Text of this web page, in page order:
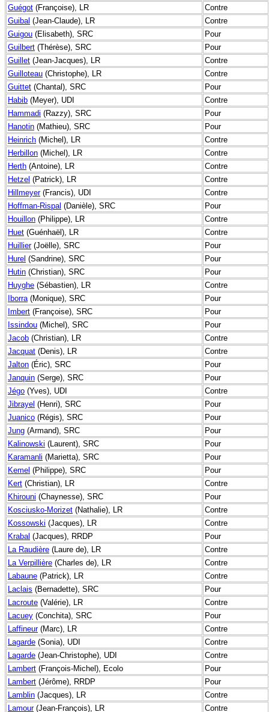
Guégot (Françoise), LR
Contre
Guibal (Jean-Claude), LR
Contre
Guigou (Elisabeth), SRC
Pour
Guilbert (Thérèse), SRC
Pour
Guillet (Jean-Jacques), LR
Contre
Guilloteau (Christophe), LR
Contre
Guittet (Chantal), SRC
Pour
Habib (Meyer), UDI
Contre
Hammadi (Razzy), SRC
Pour
Hanotin (Mathieu), SRC
Pour
Heinrich (Michel), LR
Contre
Herbillon (Michel), LR
Contre
Herth (Antoine), LR
Contre
Hetzel (Patrick), LR
Contre
Hillmeyer(Francis), UDI
Contre
Hoffman-Rispal (Danièle), SRC
Pour
Houillon (Philippe), LR
Contre
Huet (Guénhaël), LR
Contre
Huillier(Joëlle), SRC
Pour
Hurel (Sandrine), SRC
Pour
Hutin (Christian), SRC
Pour
Huyghe (Sébastien), LR
Contre
Iborra(Monique), SRC
Pour
Imbert (Françoise), SRC
Pour
Issindou (Michel), SRC
Pour
Jacob (Christian), LR
Contre
Jacquat (Denis), LR
Contre
Jalton (Éric), SRC
Pour
Janquin (Serge), SRC
Pour
Jégo (Yves), UDI
Contre
Jibrayel (Henri), SRC
Pour
Juanico (Régis), SRC
Pour
Jung (Armand), SRC
Pour
Kalinowski (Laurent), SRC
Pour
Karamanli (Marietta), SRC
Pour
Kemel (Philippe), SRC
Pour
Kert (Christian), LR
Contre
Khirouni (Chaynesse), SRC
Pour
Kosciusko-Morizet (Nathalie), LR
Contre
Kossowski (Jacques), LR
Contre
Krabal (Jacques), RRDP
Pour
La Raudière (Laure de), LR
Contre
La Verpillière (Charles de), LR
Contre
Labaune (Patrick), LR
Contre
Laclais (Bernadette), SRC
Pour
Lacroute (Valérie), LR
Contre
Lacuey (Conchita), SRC
Pour
Laffineur(Marc), LR
Contre
Lagarde (Sonia), UDI
Contre
Lagarde (Jean-Christophe), UDI
Contre
Lambert (François-Michel), Ecolo
Pour
Lambert (Jérôme), RRDP
Pour
Lamblin (Jacques), LR
Contre
Lamour(Jean-François), LR Contre